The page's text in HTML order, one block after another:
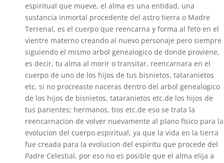
espiritual que mueve, el alma es una entidad, una
sustancia inmortal procedente del astro tierra o Madre
Terrenal, es el cuerpo que reencarna y forma al feto en el
vientre materno creando al nuevo personaje pero siempre
siguiendo el mismo arbol genealogico de donde proviene,
es decir, tu alma al morir o transitar, reencarnara en el
cuerpo de uno de los hijos de tus bisnietos, tataranietos
etc. si no procreaste naceras dentro del arbol genealogico
de los hijos de bisnietos, tataranietos etc.de los hijos de
tus parientes; hermanos, tios etc.de eso se trata la
reencarnacion de volver nuevamente al plano fisico para la
evolucion del cuerpo espiritual, ya que la vida en la tierra
fue creada para la evolucion del espiritu que procede del
Padre Celestial, por eso no es posible que el alma elija a